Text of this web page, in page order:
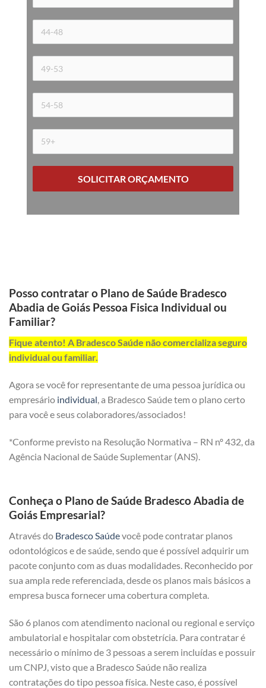
SOLICITAR ORÇAMENTO
Posso contratar o Plano de Saúde Bradesco
Abadia de Goiás Pessoa Fisica Individual ou
Familiar?
Fique atento! A Bradesco Saúde não comercializa seguro
individual ou familiar.
Agora se você for representante de uma pessoa jurídica ou
empresário individual , a Bradesco Saúde tem o plano certo
para você e seus colaboradores/associados!
*Conforme previsto na Resolução Normativa – RN nº 432, da
Agência Nacional de Saúde Suplementar (ANS).
Conheça o Plano de Saúde Bradesco Abadia de
Goiás Empresarial?
Através do Bradesco Saúdevocê pode contratar planos
odontológicos e de saúde, sendo que é possível adquirir um
pacote conjunto com as duas modalidades. Reconhecido por
sua ampla rede referenciada, desde os planos mais básicos a
empresa busca fornecer uma cobertura completa.
São 6 planos com atendimento nacional ou regional e serviço
ambulatorial e hospitalar com obstetrícia. Para contratar é
necessário o mínimo de 3 pessoas a serem incluídas e possuir
um CNPJ, visto que a Bradesco Saúde não realiza
contratações do tipo pessoa física. Neste caso, é possível